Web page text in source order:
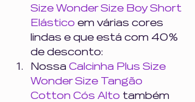
Size Wonder Size Boy Short
Elástico em várias cores
lindas e que está com 40%
de desconto:
Nossa Calcinha Plus Size
Wonder Size Tangão
Cotton Cós Alto também